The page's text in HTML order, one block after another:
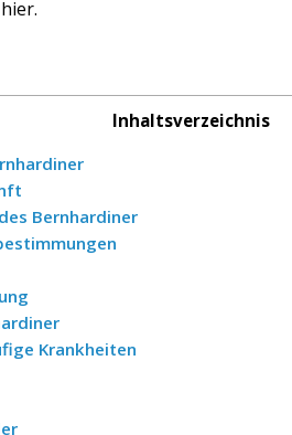
Inhaltsverzeichnis
Bernhardiner
Krankheiten